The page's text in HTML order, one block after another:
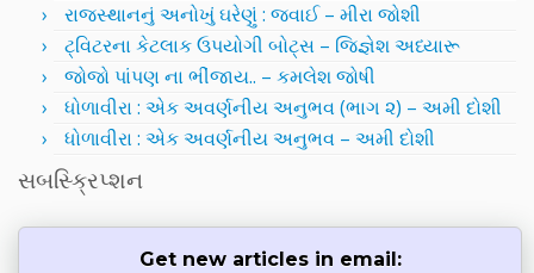
રાજસ્થાનનું અનોખું ઘરેણું : જવાઈ – મીરા જોશી
ટ્વિટરના કેટલાક ઉપયોગી બોટ્સ – જિજ્ઞેશ અધ્યારૂ
જોજો પાંપણ ના ભીંજાય.. – કમલેશ જોષી
ધોળાવીરા : એક અવર્ણનીય અનુભવ (ભાગ ૨) – અમી દોશી
ધોળાવીરા : એક અવર્ણનીય અનુભવ – અમી દોશી
સબસ્ક્રિપ્શન
Get new articles in email: